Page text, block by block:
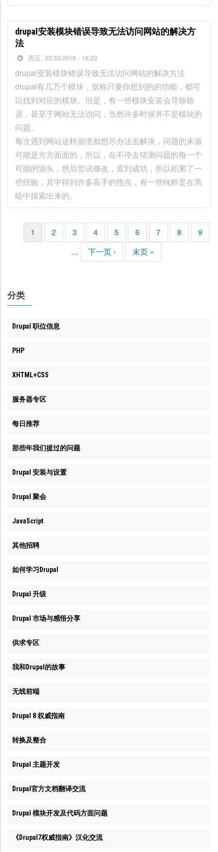
drupal安装模块错误导致无法访问网站的解决方
法
周五, 03/23/2018 - 16:23
drupal安装模块错误导致无法访问网站的解决方法
drupal有几万个模块，据称只要你想到的的功能，都可
以找到对应的模块。但是，有一些模块安装会导致错
误，甚至于网站无法访问，当然许多时候并不是模块的
问题。
每次遇到网站这样崩溃都想尽办法去解决，问题的来源
可能是方方面面的，所以，在不停去猜测问题的每一个
可能的源头，然后尝试修改，直到成功，所以积累了一
些经验，其中得到许多高手的指点，有一些纯粹是在黑
暗中摸索出来的。
当
前
1
页
面
2
页
面
3
页
面
4
页
面
5
页
面
6
页
面
7
页
面
8
页
面
9
…
下
一
下一页 ›
末
页
末页 »
分类
Drupal 职位信息
PHP
XHTML+CSS
服务器专区
每日推荐
那些年我们提过的问题
Drupal 安装与设置
Drupal 聚会
JavaScript
其他招聘
如何学习Drupal
Drupal 升级
Drupal 市场与感悟分享
供求专区
我和Drupal的故事
无线前端
Drupal 8 权威指南
转换及整合
Drupal 主题开发
Drupal官方文档翻译交流
Drupal 模块开发及代码方面问题
《Drupal7权威指南》汉化交流